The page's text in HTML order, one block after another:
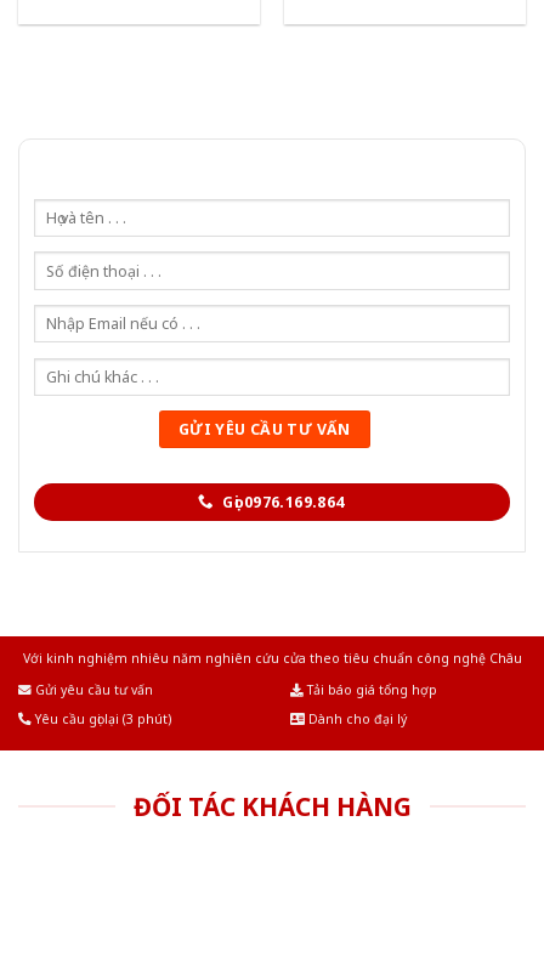
Gọi 0976.169.864
Với kinh nghiệm nhiêu năm nghiên cứu cửa theo tiêu chuẩn công nghệ Châu
Gửi yêu cầu tư vấn
Tải báo giá tổng hợp
Yêu cầu gọi lại (3 phút)
Dành cho đại lý
ĐỐI TÁC KHÁCH HÀNG